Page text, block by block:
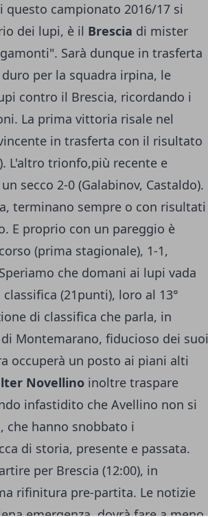
campionato 2016/17 si
dei lupi, è il Brescia di mister
Sarà dunque in trasferta
per la squadra irpina, le
contro il Brescia, ricordando i
La prima vittoria risale nel
in trasferta con il risultato
L'altro trionfo,più recente e
secco 2-0 (Galabinov, Castaldo).
terminano sempre o con risultati
E proprio con un pareggio è
(prima stagionale), 1-1,
che domani ai lupi vada
(21punti), loro al 13°
di classifica che parla, in
Montemarano, fiducioso dei suoi
occuperà un posto ai piani alti
Novellino inoltre traspare
infastidito che Avellino non si
che hanno snobbato i
di storia, presente e passata.
per Brescia (12:00), in
rifinitura pre-partita. Le notizie